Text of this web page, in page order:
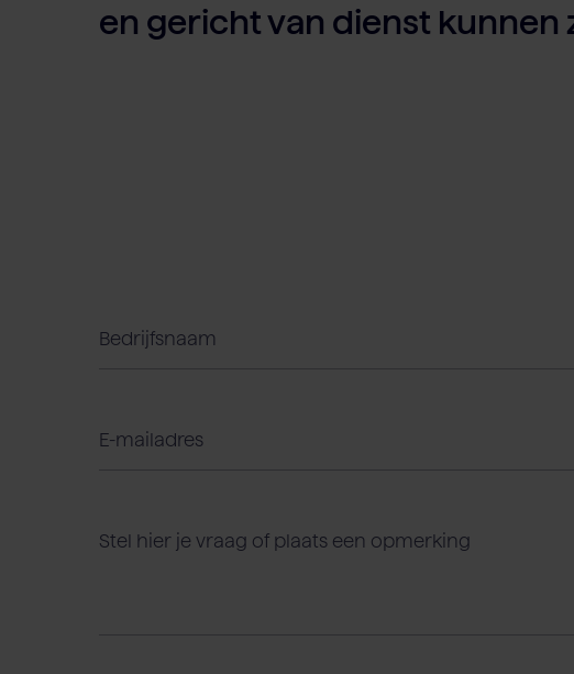
en gericht van dienst kunnen